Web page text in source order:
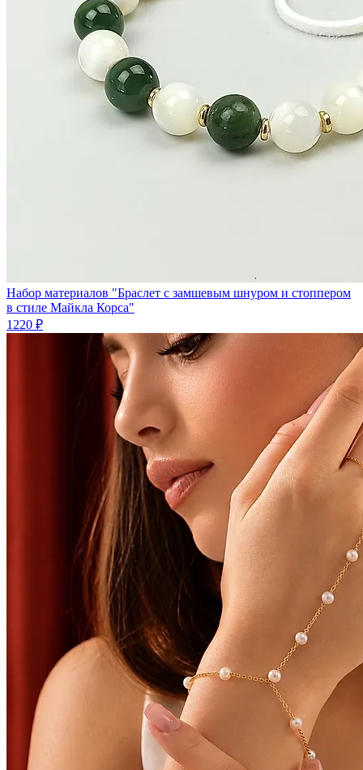
Набор материалов "Браслет с замшевым шнуром и стоппером
в стиле Майкла Корса"
1220 ₽